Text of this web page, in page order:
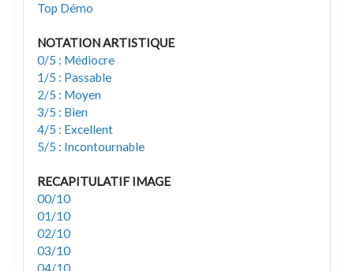
Top Démo
NOTATION ARTISTIQUE
0/5 : Médiocre
1/5 : Passable
2/5 : Moyen
3/5 : Bien
4/5 : Excellent
5/5 : Incontournable
RECAPITULATIF IMAGE
00/10
01/10
02/10
03/10
04/10